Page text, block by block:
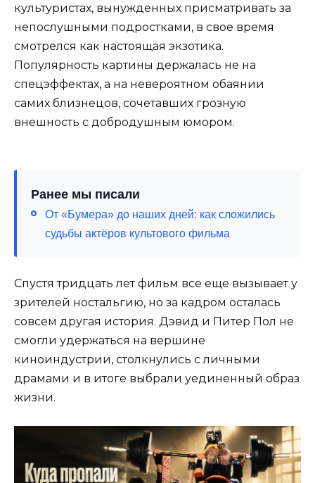
культуристах, вынужденных присматривать за
непослушными подростками, в свое время
смотрелся как настоящая экзотика.
Популярность картины держалась не на
спецэффектах, а на невероятном обаянии
самих близнецов, сочетавших грозную
внешность с добродушным юмором.
Ранее мы писали
От «Бумера» до наших дней: как сложились
судьбы актёров культового фильма
Спустя тридцать лет фильм все еще вызывает у
зрителей ностальгию, но за кадром осталась
совсем другая история. Дэвид и Питер Пол не
смогли удержаться на вершине
киноиндустрии, столкнулись с личными
драмами и в итоге выбрали уединенный образ
жизни.